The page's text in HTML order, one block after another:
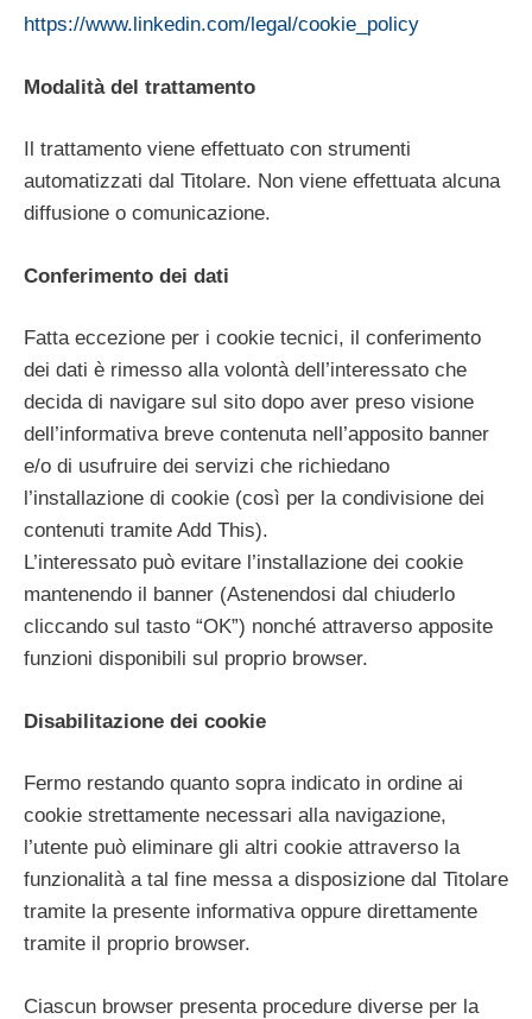
https://www.linkedin.com/legal/cookie_policy
Modalità del trattamento
Il trattamento viene effettuato con strumenti
automatizzati dal Titolare. Non viene effettuata alcuna
diffusione o comunicazione.
Conferimento dei dati
Fatta eccezione per i cookie tecnici, il conferimento
dei dati è rimesso alla volontà dell’interessato che
decida di navigare sul sito dopo aver preso visione
dell’informativa breve contenuta nell’apposito banner
e/o di usufruire dei servizi che richiedano
l’installazione di cookie (così per la condivisione dei
contenuti tramite Add This).
L’interessato può evitare l’installazione dei cookie
mantenendo il banner (Astenendosi dal chiuderlo
cliccando sul tasto “OK”) nonché attraverso apposite
funzioni disponibili sul proprio browser.
Disabilitazione dei cookie
Fermo restando quanto sopra indicato in ordine ai
cookie strettamente necessari alla navigazione,
l’utente può eliminare gli altri cookie attraverso la
funzionalità a tal fine messa a disposizione dal Titolare
tramite la presente informativa oppure direttamente
tramite il proprio browser.
Ciascun browser presenta procedure diverse per la